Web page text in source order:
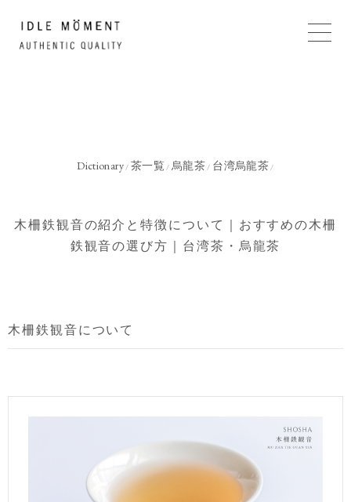
Dictionary/ 茶一覧 /烏龍茶 / 台湾烏龍茶 /
木柵鉄観音の紹介と特徴について｜おすすめの木柵
鉄観音の選び方｜台湾茶・烏龍茶
木柵鉄観音について